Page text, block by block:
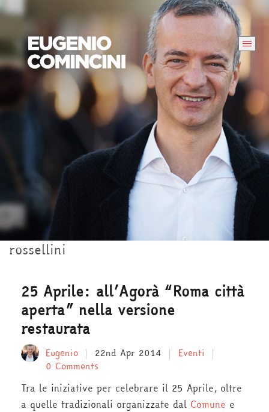
rossellini
25 Aprile: all’Agorà “Roma città
aperta” nella versione
restaurata
Eugenio 22nd Apr 2014
Eventi
0 Comments
Tra le iniziative per celebrare il 25 Aprile, oltre
a quelle tradizionali organizzate dal Comune e